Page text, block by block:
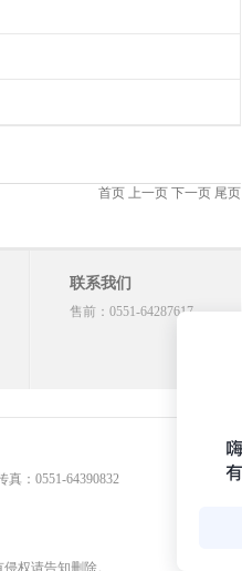
首页 上一页 下一页 尾页
联系我们
售前：0551-64287617
：0551-64390832
权请告知删除。